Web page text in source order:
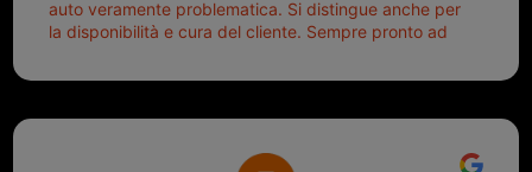
auto veramente problematica. Si distingue anche per
la disponibilità e cura del cliente. Sempre pronto ad